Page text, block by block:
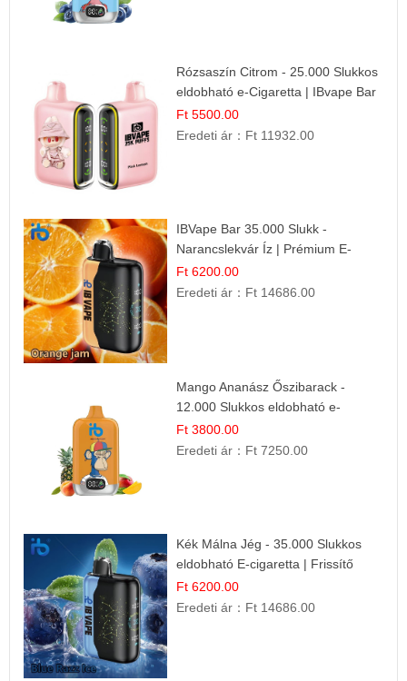
Rózsaszín Citrom - 25.000 Slukkos
eldobható e-Cigaretta | IBvape Bar
Ft 5500.00
Eredeti ár： Ft 11932.00
IBVape Bar 35.000 Slukk -
Narancslekvár Íz | Prémium E-
cigaretta
Ft 6200.00
Eredeti ár： Ft 14686.00
Mango Ananász Őszibarack -
12.000 Slukkos eldobható e-
Cigaretta
Ft 3800.00
Eredeti ár： Ft 7250.00
Kék Málna Jég - 35.000 Slukkos
eldobható E-cigaretta | Frissítő
Ízélmény
Ft 6200.00
Eredeti ár： Ft 14686.00